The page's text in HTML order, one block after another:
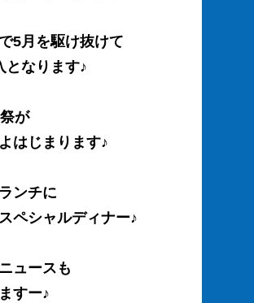
5月を駆け抜けて
となります♪
が
はじまります♪
ンチに
ペシャルディナー♪
ュースも
すー♪